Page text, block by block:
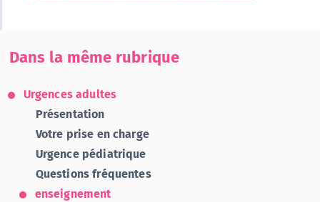
Dans la même rubrique
Urgences adultes
Présentation
Votre prise en charge
Urgence pédiatrique
Questions fréquentes
enseignement